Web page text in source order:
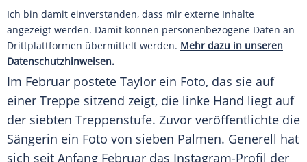
Ich bin damit einverstanden, dass mir externe Inhalte
angezeigt werden. Damit können personenbezogene Daten an
Drittplattformen übermittelt werden. Mehr dazu in unseren
Datenschutzhinweisen.
Im Februar postete Taylor ein Foto, das sie auf
einer Treppe sitzend zeigt, die linke Hand liegt auf
der siebten Treppenstufe. Zuvor veröffentlichte die
Sängerin ein Foto von sieben Palmen. Generell hat
sich seit Anfang Februar das Instagram-Profil der